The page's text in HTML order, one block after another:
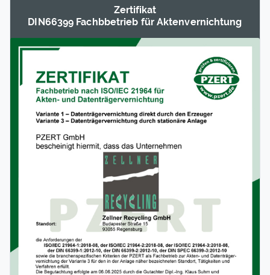
Zertifikat
DIN66399 Fachb­betrieb für Akten­vernichtung